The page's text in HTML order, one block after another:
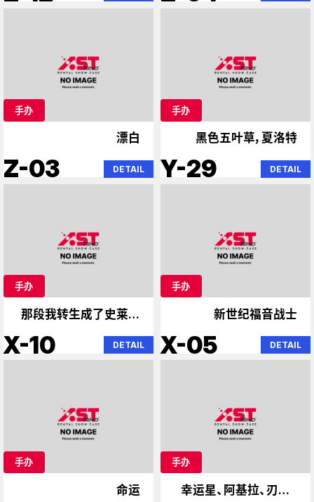
手办
漂白
Z-03 DETAIL
手办
黑色五叶草，夏洛特
Y-29 DETAIL
手办
那段我转生成了史莱姆
的时光
X-10 DETAIL
手办
新世纪福音战士
X-05 DETAIL
手办
命运
手办
幸运星、阿基拉、刃牙、